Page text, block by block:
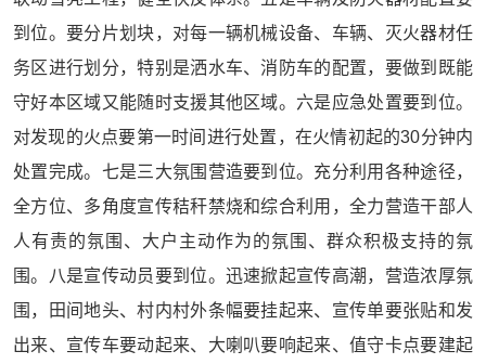
到位。要分片划块，对每一辆机械设备、车辆、灭火器材任
务区进行划分，特别是洒水车、消防车的配置，要做到既能
守好本区域又能随时支援其他区域。六是应急处置要到位。
对发现的火点要第一时间进行处置，在火情初起的30分钟内
处置完成。七是三大氛围营造要到位。充分利用各种途径，
全方位、多角度宣传秸秆禁烧和综合利用，全力营造干部人
人有责的氛围、大户主动作为的氛围、群众积极支持的氛
围。八是宣传动员要到位。迅速掀起宣传高潮，营造浓厚氛
围，田间地头、村内村外条幅要挂起来、宣传单要张贴和发
出来、宣传车要动起来、大喇叭要响起来、值守卡点要建起